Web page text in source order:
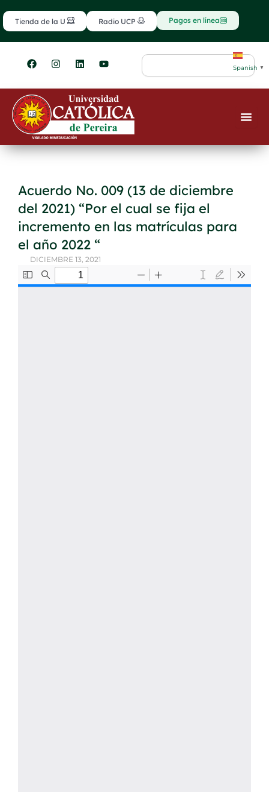
al
contenido
Tienda de la U Radio UCP Pagos en línea
F
a
e
b
o
o
k
I
n
t
g
r
m
L
i
k
e
d
i
n
Y
o
t
u
b
e
Search
Spanish ▼
Acuerdo No. 009 (13 de diciembre
del 2021) “Por el cual se fija el
incremento en las matrículas para
el año 2022 “
DICIEMBRE 13, 2021